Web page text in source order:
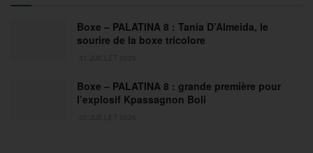
Boxe – PALATINA 8 : Tania D’Almeida, le
sourire de la boxe tricolore
Boxe – PALATINA 8 : grande première pour
l’explosif Kpassagnon Boli